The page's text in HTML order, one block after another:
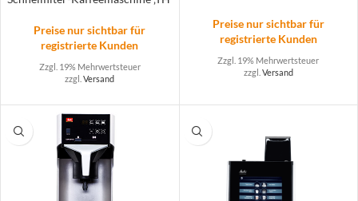
Preise nur sichtbar für
registrierte Kunden
Zzgl. 19% Mehrwertsteuer
zzgl.Versand
Preise nur sichtbar für
registrierte Kunden
Zzgl. 19% Mehrwertsteuer
zzgl. Versand